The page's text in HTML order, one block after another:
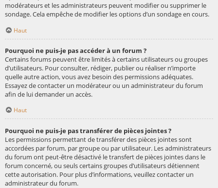
modérateurs et les administrateurs peuvent modifier ou supprimer le
sondage. Cela empêche de modifier les options d’un sondage en cours.
Haut
Pourquoi ne puis-je pas accéder à un forum ?
Certains forums peuvent être limités à certains utilisateurs ou groupes
d’utilisateurs. Pour consulter, rédiger, publier ou réaliser n’importe
quelle autre action, vous avez besoin des permissions adéquates.
Essayez de contacter un modérateur ou un administrateur du forum
afin de lui demander un accès.
Haut
Pourquoi ne puis-je pas transférer de pièces jointes ?
Les permissions permettant de transférer des pièces jointes sont
accordées par forum, par groupe ou par utilisateur. Les administrateurs
du forum ont peut-être désactivé le transfert de pièces jointes dans le
forum concerné, ou seuls certains groupes d’utilisateurs détiennent
cette autorisation. Pour plus d’informations, veuillez contacter un
administrateur du forum.